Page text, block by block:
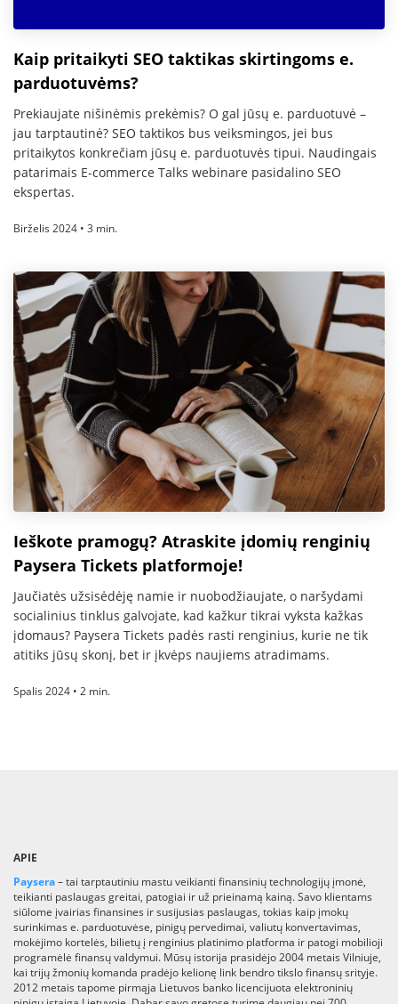
Kaip pritaikyti SEO taktikas skirtingoms e.
parduotuvėms?
Prekiaujate nišinėmis prekėmis? O gal jūsų e. parduotuvė –
jau tarptautinė? SEO taktikos bus veiksmingos, jei bus
pritaikytos konkrečiam jūsų e. parduotuvės tipui. Naudingais
patarimais E-commerce Talks webinare pasidalino SEO
ekspertas.
Birželis 2024 • 3 min.
Ieškote pramogų? Atraskite įdomių renginių
Paysera Tickets platformoje!
Jaučiatės užsisėdėję namie ir nuobodžiaujate, o naršydami
socialinius tinklus galvojate, kad kažkur tikrai vyksta kažkas
įdomaus? Paysera Tickets padės rasti renginius, kurie ne tik
atitiks jūsų skonį, bet ir įkvėps naujiems atradimams.
Spalis 2024 • 2 min.
APIE
Paysera– tai tarptautiniu mastu veikianti finansinių technologijų įmonė,
teikianti paslaugas greitai, patogiai ir už prieinamą kainą. Savo klientams
siūlome įvairias finansines ir susijusias paslaugas, tokias kaip įmokų
surinkimas e. parduotuvėse, pinigų pervedimai, valiutų konvertavimas,
mokėjimo kortelės, bilietų į renginius platinimo platforma ir patogi mobilioji
programėlė finansų valdymui. Mūsų istorija prasidėjo 2004 metais Vilniuje,
kai trijų žmonių komanda pradėjo kelionę link bendro tikslo finansų srityje.
2012 metais tapome pirmąja Lietuvos banko licencijuota elektroninių